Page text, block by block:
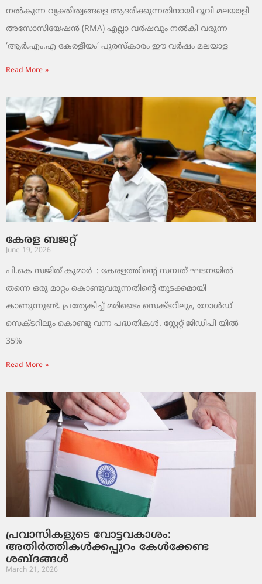
നൽകുന്ന വ്യക്തിത്വങ്ങളെ ആദരിക്കുന്നതിനായി റൂവി മലയാളി
അസോസിയേഷൻ (RMA) എല്ലാ വർഷവും നൽകി വരുന്ന
‘ആർ.എം.എ കേരളീയം’ പുരസ്‌കാരം ഈ വർഷം മലയാള
Read More »
കേരള ബജറ്റ്
June 19, 2026
പി.കെ സജിത് കുമാര്‍ : കേരളത്തിന്റെ സമ്പത് ഘടനയിൽ
തന്നെ ഒരു മാറ്റം കൊണ്ടുവരുന്നതിന്റെ തുടക്കമായി
കാണുന്നുണ്ട്. പ്രത്യേകിച്ച് മരിടൈം സെക്ടറിലും, ഗോൾഡ്
സെക്ടറിലും കൊണ്ടു വന്ന പദ്ധതികൾ. സ്റ്റേറ്റ് ജിഡിപി യിൽ
35%
Read More »
പ്രവാസികളുടെ വോട്ടവകാശം:
അതിർത്തികൾക്കപ്പുറം കേൾക്കേണ്ട
ശബ്ദങ്ങൾ
March 21, 2026